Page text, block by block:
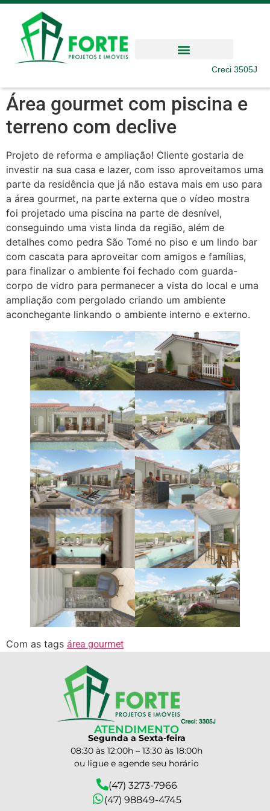
Creci 3505J
Área gourmet com piscina e
terreno com declive
Projeto de reforma e ampliação! Cliente gostaria de
investir na sua casa e lazer, com isso aproveitamos uma
parte da residência que já não estava mais em uso para
a área gourmet, na parte externa que o vídeo mostra
foi projetado uma piscina na parte de desnível,
conseguindo uma vista linda da região, além de
detalhes como pedra São Tomé no piso e um lindo bar
com cascata para aproveitar com amigos e famílias,
para finalizar o ambiente foi fechado com guarda-
corpo de vidro para permanecer a vista do local e uma
ampliação com pergolado criando um ambiente
aconchegante linkando o ambiente interno e externo.
Com as tags área gourmet
ATENDIMENTO
Segunda a Sexta-feira
08:30 às 12:00h – 13:30 às 18:00h
ou ligue e agende seu horário
(47) 3273-7966
(47) 98849-4745